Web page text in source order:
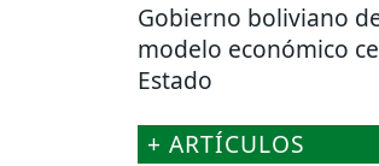
Gobierno boliviano
modelo económico
Estado
+ ARTÍCULOS